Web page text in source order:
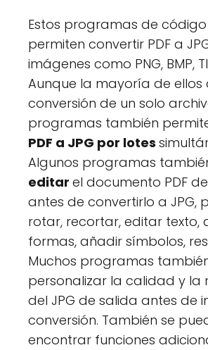
Estos programas de
permiten convertir PDF a
imágenes como PNG, BMP,
Aunque la mayoría de ellos
conversión de un solo
programas también
PDF a JPG por lotes
Algunos programas
editar el documento PDF
antes de convertirlo a JPG,
rotar, recortar, editar texto,
formas, añadir símbolos,
Muchos programas
personalizar la calidad y la
del JPG de salida antes de
conversión. También se
encontrar funciones